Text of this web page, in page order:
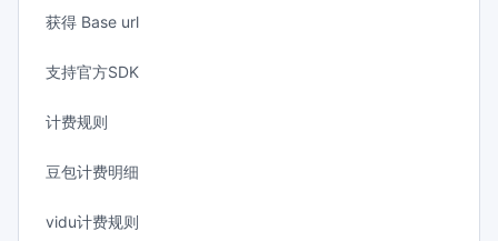
获得 Base url
支持官方SDK
计费规则
豆包计费明细
vidu计费规则